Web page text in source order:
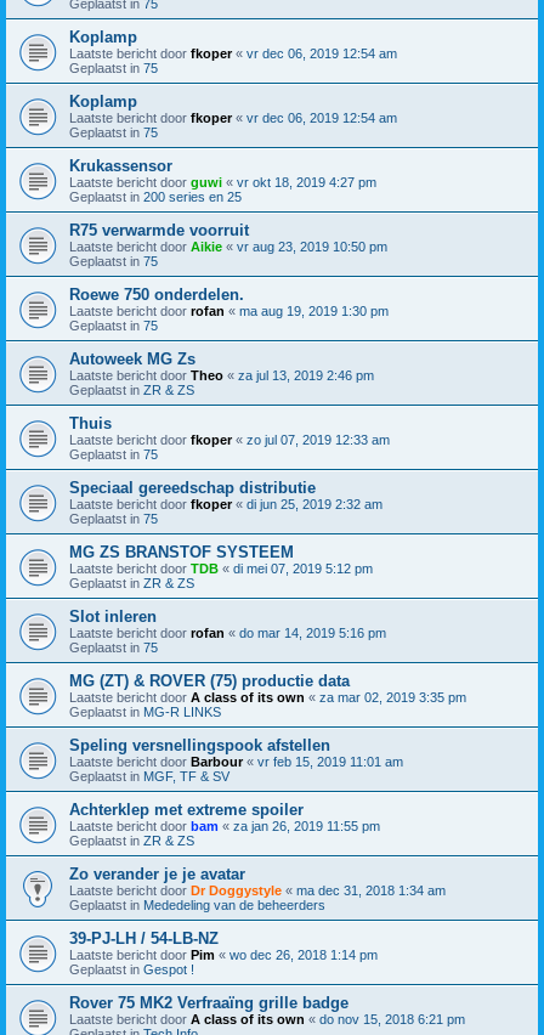
Geplaatst in 75
Koplamp
Laatste bericht door fkoper« vr dec 06, 2019 12:54 am
Geplaatst in 75
Koplamp
Laatste bericht door fkoper« vr dec 06, 2019 12:54 am
Geplaatst in 75
Krukassensor
Laatste bericht door guwi « vr okt 18, 2019 4:27 pm
Geplaatst in 200 series en 25
R75 verwarmde voorruit
Laatste bericht door Aikie « vr aug 23, 2019 10:50 pm
Geplaatst in 75
Roewe 750 onderdelen.
Laatste bericht door rofan « ma aug 19, 2019 1:30 pm
Geplaatst in 75
Autoweek MG Zs
Laatste bericht door Theo « za jul 13, 2019 2:46 pm
Geplaatst in ZR & ZS
Thuis
Laatste bericht door fkoper« zo jul 07, 2019 12:33 am
Geplaatst in 75
Speciaal gereedschap distributie
Laatste bericht door fkoper« di jun 25, 2019 2:32 am
Geplaatst in 75
MG ZS BRANSTOF SYSTEEM
Laatste bericht door TDB « di mei 07, 2019 5:12 pm
Geplaatst in ZR & ZS
Slot inleren
Laatste bericht door rofan « do mar 14, 2019 5:16 pm
Geplaatst in 75
MG (ZT) & ROVER (75) productie data
Laatste bericht door A class of its own « za mar 02, 2019 3:35 pm
Geplaatst in MG-R LINKS
Speling versnellingspook afstellen
Laatste bericht door Barbour« vr feb 15, 2019 11:01 am
Geplaatst in MGF, TF & SV
Achterklep met extreme spoiler
Laatste bericht door bam « za jan 26, 2019 11:55 pm
Geplaatst in ZR & ZS
Zo verander je je avatar
Laatste bericht door Dr Doggystyle « ma dec 31, 2018 1:34 am
Geplaatst in Mededeling van de beheerders
39-PJ-LH / 54-LB-NZ
Laatste bericht door Pim « wo dec 26, 2018 1:14 pm
Geplaatst in Gespot !
Rover 75 MK2 Verfraaïng grille badge
Laatste bericht door A class of its own « do nov 15, 2018 6:21 pm